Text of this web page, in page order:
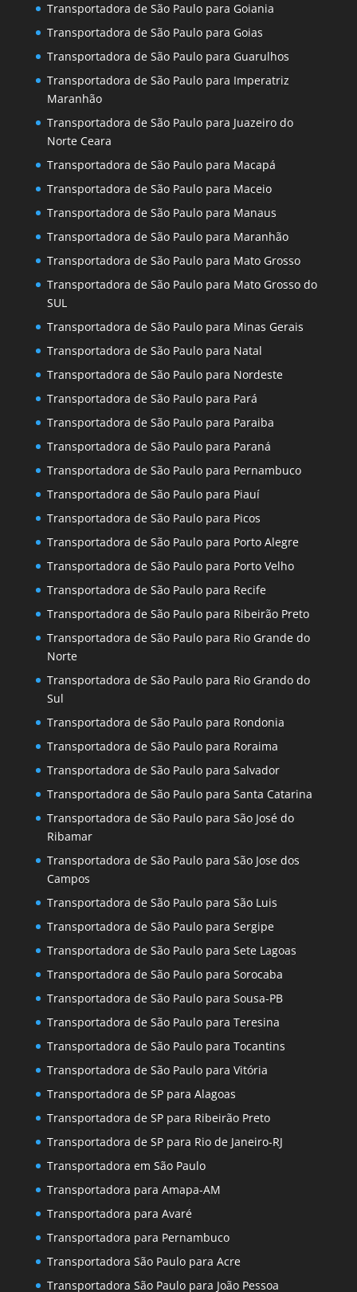
Transportadora de São Paulo para Goiania
Transportadora de São Paulo para Goias
Transportadora de São Paulo para Guarulhos
Transportadora de São Paulo para Imperatriz
Maranhão
Transportadora de São Paulo para Juazeiro do
Norte Ceara
Transportadora de São Paulo para Macapá
Transportadora de São Paulo para Maceio
Transportadora de São Paulo para Manaus
Transportadora de São Paulo para Maranhão
Transportadora de São Paulo para Mato Grosso
Transportadora de São Paulo para Mato Grosso do
SUL
Transportadora de São Paulo para Minas Gerais
Transportadora de São Paulo para Natal
Transportadora de São Paulo para Nordeste
Transportadora de São Paulo para Pará
Transportadora de São Paulo para Paraiba
Transportadora de São Paulo para Paraná
Transportadora de São Paulo para Pernambuco
Transportadora de São Paulo para Piauí
Transportadora de São Paulo para Picos
Transportadora de São Paulo para Porto Alegre
Transportadora de São Paulo para Porto Velho
Transportadora de São Paulo para Recife
Transportadora de São Paulo para Ribeirão Preto
Transportadora de São Paulo para Rio Grande do
Norte
Transportadora de São Paulo para Rio Grando do
Sul
Transportadora de São Paulo para Rondonia
Transportadora de São Paulo para Roraima
Transportadora de São Paulo para Salvador
Transportadora de São Paulo para Santa Catarina
Transportadora de São Paulo para São José do
Ribamar
Transportadora de São Paulo para São Jose dos
Campos
Transportadora de São Paulo para São Luis
Transportadora de São Paulo para Sergipe
Transportadora de São Paulo para Sete Lagoas
Transportadora de São Paulo para Sorocaba
Transportadora de São Paulo para Sousa-PB
Transportadora de São Paulo para Teresina
Transportadora de São Paulo para Tocantins
Transportadora de São Paulo para Vitória
Transportadora de SP para Alagoas
Transportadora de SP para Ribeirão Preto
Transportadora de SP para Rio de Janeiro-RJ
Transportadora em São Paulo
Transportadora para Amapa-AM
Transportadora para Avaré
Transportadora para Pernambuco
Transportadora São Paulo para Acre
Transportadora São Paulo para João Pessoa